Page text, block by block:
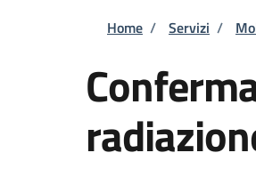
Briciole
Home / Servizi /